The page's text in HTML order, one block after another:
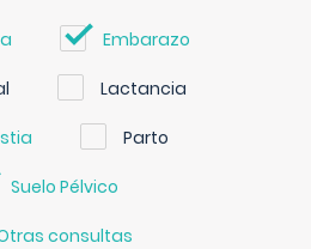
Embarazo
Lactancia
Parto
Suelo Pélvico
consultas